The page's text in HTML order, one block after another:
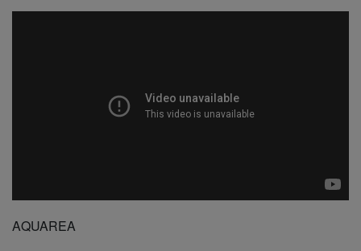
AQUAREA